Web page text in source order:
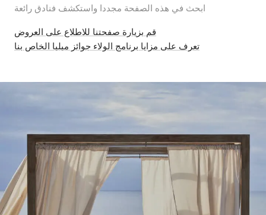
ابحث في هذه الصفحة مجددا واستكشف فنادق رائعة
قم بزيارة صفحتنا للاطلاع على العروض
تعرف على مزايا برنامج الولاء جوائز ميليا الخاص بنا